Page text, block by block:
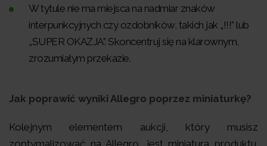
W tytule nie ma miejsca na nadmiar znaków
interpunkcyjnych czy ozdobników, takich jak „!!!” lub
„SUPER OKAZJA”. Skoncentruj się na klarownym,
zrozumiałym przekazie.
Jak poprawić wyniki Allegro poprzez miniaturkę?
Kolejnym elementem aukcji, który musisz
zoptymalizować na Allegro, jest miniatura produktu.